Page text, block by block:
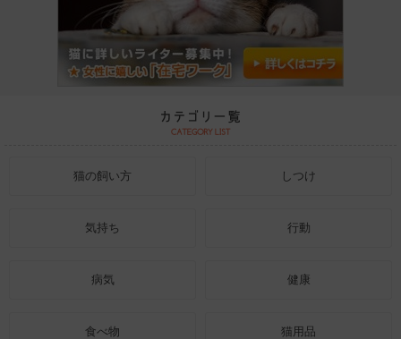
猫の飼い方 しつけ
気持ち 行動
病気 健康
食べ物 猫用品